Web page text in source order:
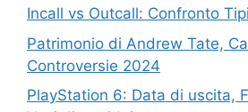
Incall vs Outcall: Confronto
Patrimonio di Andrew Tate,
Controversie 2024
PlayStation 6: Data di uscita,